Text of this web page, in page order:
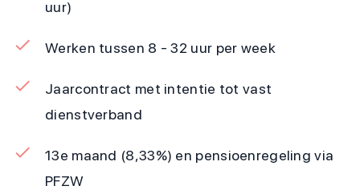
uur)
Werken tussen 8 - 32 uur per week
Jaarcontract met intentie tot vast
dienstverband
13e maand (8,33%) en pensioenregeling via
PFZW